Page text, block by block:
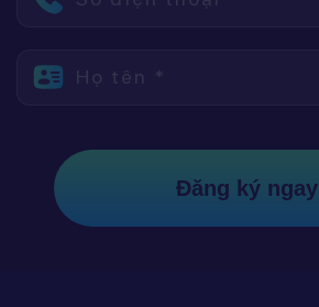
Họ tên *
Đăng ký ngay